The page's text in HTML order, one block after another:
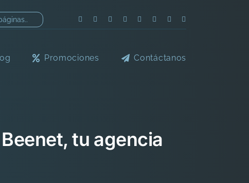
Promociones Contáctanos
tu agencia